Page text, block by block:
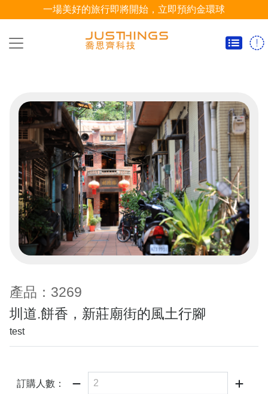
體
旅
遊
自
由
行
小三通
HOT
訂
購
須
知
我
們
一場美好的旅行即將開始，立即預約金環球
>
圳道.餅香，新莊廟街的風土行腳
產品：3269
圳道.餅香，新莊廟街的風土行腳
test
訂購人數：